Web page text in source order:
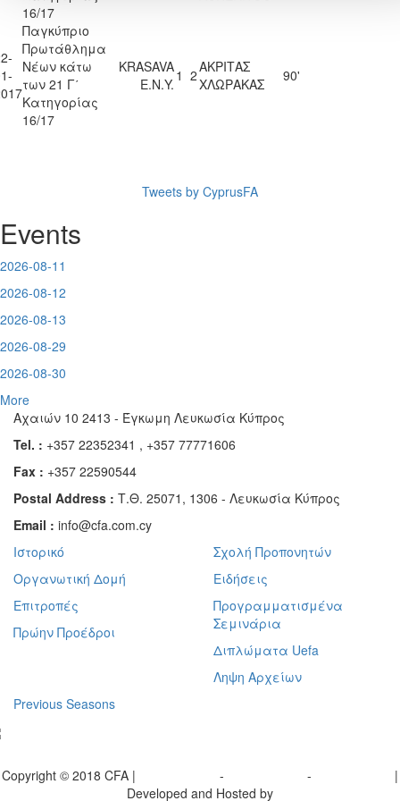
16/17
Παγκύπριο
Πρωτάθλημα
Νέων κάτω
των 21 Γ΄
Κατηγορίας
16/17
KRASAVA
Ε.Ν.Y. 1 2ΑΚΡΙΤΑΣ
ΧΛΩΡΑΚΑΣ
90'
Tweets by CyprusFA
Events
2026-08-11
2026-08-12
2026-08-13
2026-08-29
2026-08-30
More
Αχαιών 10 2413 - Έγκωμη Λευκωσία Κύπρος
Tel. : +357 22352341 , +357 77771606
Fax : +357 22590544
Postal Address : Τ.Θ. 25071, 1306 - Λευκωσία Κύπρος
Email : info@cfa.com.cy
Ιστορικό
Οργανωτική Δομή
Επιτροπές
Πρώην Προέδροι
Σχολή Προπονητών
Ειδήσεις
Προγραμματισμένα
Σεμινάρια
Διπλώματα Uefa
Ληψη Αρχείων
Previous Seasons
Copyright © 2018 CFA | - -
|
Developed and Hosted by